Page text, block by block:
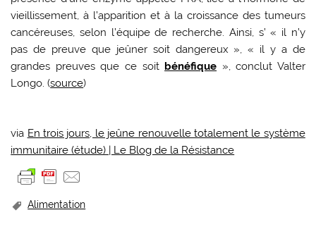
vieillissement, à l’apparition et à la croissance des tumeurs
cancéreuses, selon l’équipe de recherche. Ainsi, s’ « il n’y
pas de preuve que jeûner soit dangereux », « il y a de
grandes preuves que ce soit bénéfique », conclut Valter
Longo. (source)
via En trois jours, le jeûne renouvelle totalement le système
immunitaire (étude) | Le Blog de la Résistance
Alimentation